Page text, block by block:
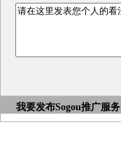
我要发布Sogou推广服务